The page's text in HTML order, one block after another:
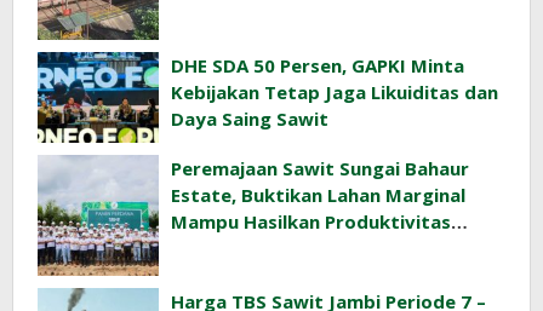
DHE SDA 50 Persen, GAPKI Minta
Kebijakan Tetap Jaga Likuiditas dan
Daya Saing Sawit
Peremajaan Sawit Sungai Bahaur
Estate, Buktikan Lahan Marginal
Mampu Hasilkan Produktivitas
Harga TBS Sawit Jambi Periode 7 –